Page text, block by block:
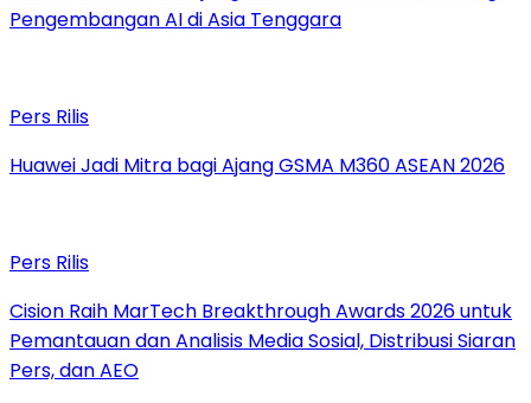
Pengembangan AI di Asia Tenggara
Pers Rilis
Huawei Jadi Mitra bagi Ajang GSMA M360 ASEAN 2026
Pers Rilis
Cision Raih MarTech Breakthrough Awards 2026 untuk
Pemantauan dan Analisis Media Sosial, Distribusi Siaran
Pers, dan AEO